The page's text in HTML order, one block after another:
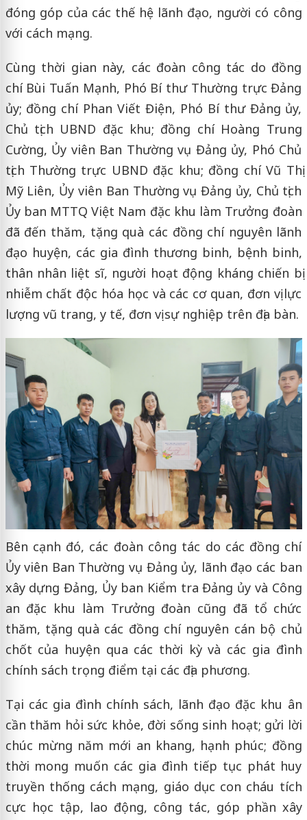
đóng góp của các thế hệ lãnh đạo, người có công
với cách mạng.
Cùng thời gian này, các đoàn công tác do đồng
chí Bùi Tuấn Mạnh, Phó Bí thư Thường trực Đảng
ủy; đồng chí Phan Viết Điện, Phó Bí thư Đảng ủy,
Chủ tịch UBND đặc khu; đồng chí Hoàng Trung
Cường, Ủy viên Ban Thường vụ Đảng ủy, Phó Chủ
tịch Thường trực UBND đặc khu; đồng chí Vũ Thị
Mỹ Liên, Ủy viên Ban Thường vụ Đảng ủy, Chủ tịch
Ủy ban MTTQ Việt Nam đặc khu làm Trưởng đoàn
đã đến thăm, tặng quà các đồng chí nguyên lãnh
đạo huyện, các gia đình thương binh, bệnh binh,
thân nhân liệt sĩ, người hoạt động kháng chiến bị
nhiễm chất độc hóa học và các cơ quan, đơn vị lực
lượng vũ trang, y tế, đơn vị sự nghiệp trên địa bàn.
Bên cạnh đó, các đoàn công tác do các đồng chí
Ủy viên Ban Thường vụ Đảng ủy, lãnh đạo các ban
xây dựng Đảng, Ủy ban Kiểm tra Đảng ủy và Công
an đặc khu làm Trưởng đoàn cũng đã tổ chức
thăm, tặng quà các đồng chí nguyên cán bộ chủ
chốt của huyện qua các thời kỳ và các gia đình
chính sách trọng điểm tại các địa phương.
Tại các gia đình chính sách, lãnh đạo đặc khu ân
cần thăm hỏi sức khỏe, đời sống sinh hoạt; gửi lời
chúc mừng năm mới an khang, hạnh phúc; đồng
thời mong muốn các gia đình tiếp tục phát huy
truyền thống cách mạng, giáo dục con cháu tích
cực học tập, lao động, công tác, góp phần xây